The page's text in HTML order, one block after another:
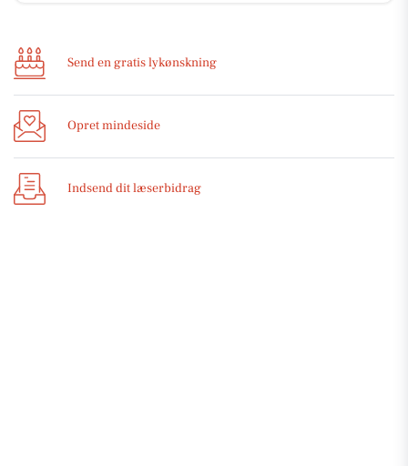
Send en gratis lykønskning
Opret mindeside
Indsend dit læserbidrag